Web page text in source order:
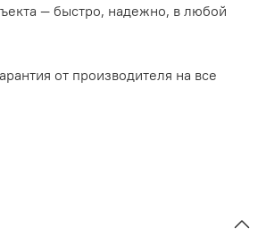
— быстро, надежно, в любой
от производителя на все